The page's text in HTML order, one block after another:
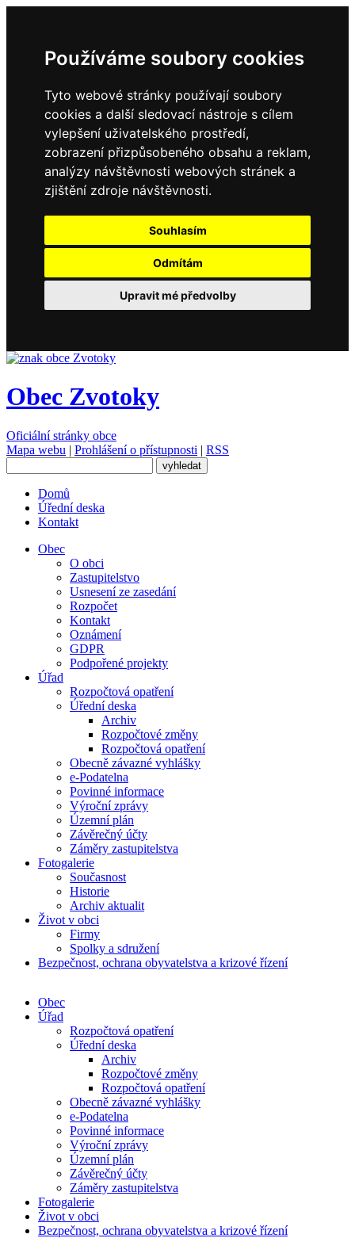
Používáme soubory cookies
Tyto webové stránky používají soubory
cookies a další sledovací nástroje s cílem
vylepšení uživatelského prostředí,
zobrazení přizpůsobeného obsahu a reklam,
analýzy návštěvnosti webových stránek a
zjištění zdroje návštěvnosti.
Souhlasím
Odmítám
Upravit mé předvolby
Obec Zvotoky
Oficiální stránky obce
Mapa webu | Prohlášení o přístupnosti | RSS
Domů
Úřední deska
Kontakt
Obec
O obci
Zastupitelstvo
Usnesení ze zasedání
Rozpočet
Kontakt
Oznámení
GDPR
Podpořené projekty
Úřad
Rozpočtová opatření
Úřední deska
Archiv
Rozpočtové změny
Rozpočtová opatření
Obecně závazné vyhlášky
e-Podatelna
Povinné informace
Výroční zprávy
Územní plán
Závěrečný účty
Záměry zastupitelstva
Fotogalerie
Současnost
Historie
Archiv aktualit
Život v obci
Firmy
Spolky a sdružení
Bezpečnost, ochrana obyvatelstva a krizové řízení
Obec
Úřad
Rozpočtová opatření
Úřední deska
Archiv
Rozpočtové změny
Rozpočtová opatření
Obecně závazné vyhlášky
e-Podatelna
Povinné informace
Výroční zprávy
Územní plán
Závěrečný účty
Záměry zastupitelstva
Fotogalerie
Život v obci
Bezpečnost, ochrana obyvatelstva a krizové řízení